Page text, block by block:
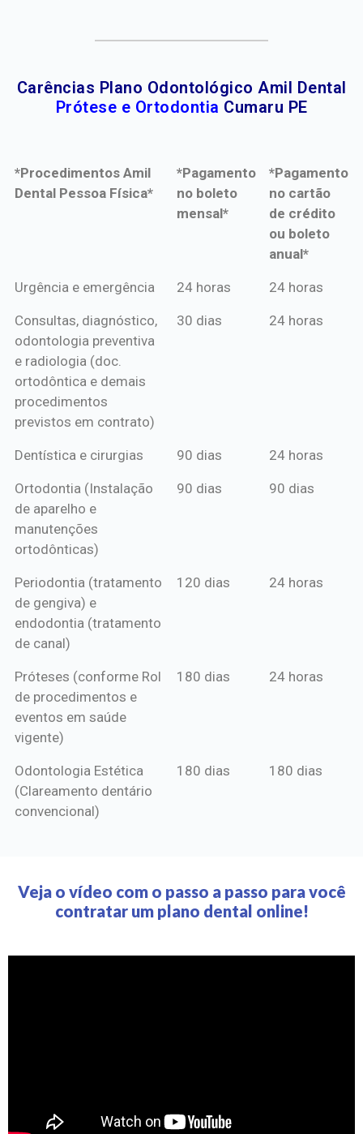
Carências Plano Odontológico Amil Dental
Prótese e Ortodontia Cumaru PE
*Procedimentos Amil
Dental Pessoa Física*
*Pagamento
no boleto
mensal*
*Pagamento
no cartão
de crédito
ou boleto
anual*
*Procedimentos Amil
*Pagamento
mensal*
*Pagamento
de crédito
Urgência e emergência 24 horas 24 horas
Consultas, diagnóstico,
odontologia preventiva
e radiologia (doc.
ortodôntica e demais
procedimentos
previstos em contrato)
30 dias 24 horas
Dentística e cirurgias 90 dias 24 horas
Ortodontia (Instalação
de aparelho e
manutenções
ortodônticas)
90 dias 90 dias
Periodontia (tratamento
de gengiva) e
endodontia (tratamento
de canal)
120 dias 24 horas
Próteses (conforme Rol
de procedimentos e
eventos em saúde
vigente)
180 dias 24 horas
Odontologia Estética
(Clareamento dentário
convencional)
180 dias 180 dias
Veja o vídeo com o passo a passo para você
contratar um plano dental online!